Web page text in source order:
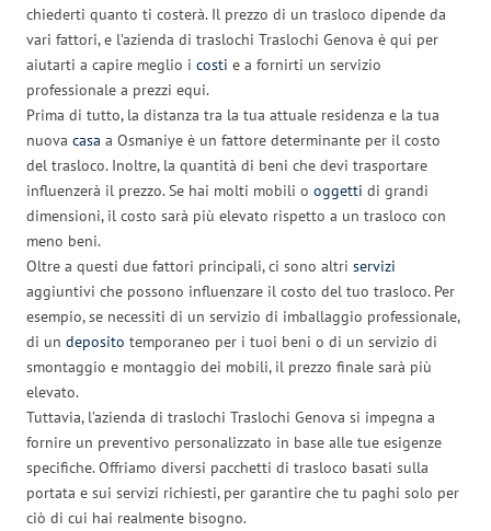
chiederti quanto ti costerà. Il prezzo di un trasloco dipende da
vari fattori, e l’azienda di traslochi Traslochi Genova è qui per
aiutarti a capire meglio i costi e a fornirti un servizio
professionale a prezzi equi.
Prima di tutto, la distanza tra la tua attuale residenza e la tua
nuova casa a Osmaniye è un fattore determinante per il costo
del trasloco. Inoltre, la quantità di beni che devi trasportare
influenzerà il prezzo. Se hai molti mobili o oggetti di grandi
dimensioni, il costo sarà più elevato rispetto a un trasloco con
meno beni.
Oltre a questi due fattori principali, ci sono altri servizi
aggiuntivi che possono influenzare il costo del tuo trasloco. Per
esempio, se necessiti di un servizio di imballaggio professionale,
di un deposito temporaneo per i tuoi beni o di un servizio di
smontaggio e montaggio dei mobili, il prezzo finale sarà più
elevato.
Tuttavia, l’azienda di traslochi Traslochi Genova si impegna a
fornire un preventivo personalizzato in base alle tue esigenze
specifiche. Offriamo diversi pacchetti di trasloco basati sulla
portata e sui servizi richiesti, per garantire che tu paghi solo per
ciò di cui hai realmente bisogno.